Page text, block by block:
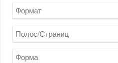
Формат
Полос/Страниц
Форма